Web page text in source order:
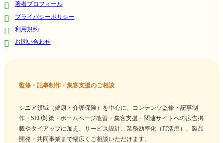
著者プロフィール
プライバシーポリシー
利用規約
お問い合わせ
監修・記事制作・集客支援のご相談
シニア領域（健康・介護保険）を中心に、コンテンツ監修・記事制
作・SEO対策・ホームページ改善・集客支援・関連サイトへの広告掲
載やタイアップに加え、サービス設計、業務効率化（IT活用）、製品
開発・共同事業まで幅広くご相談いただけます。